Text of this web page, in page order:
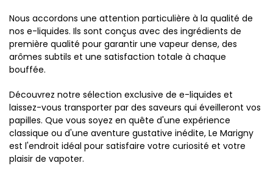
Nous accordons une attention particulière à la qualité de
nos e-liquides. Ils sont conçus avec des ingrédients de
première qualité pour garantir une vapeur dense, des
arômes subtils et une satisfaction totale à chaque
bouffée.
Découvrez notre sélection exclusive de e-liquides et
laissez-vous transporter par des saveurs qui éveilleront vos
papilles. Que vous soyez en quête d'une expérience
classique ou d'une aventure gustative inédite, Le Marigny
est l'endroit idéal pour satisfaire votre curiosité et votre
plaisir de vapoter.